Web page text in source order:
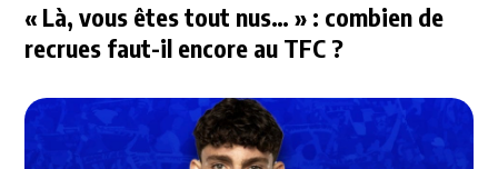
« Là, vous êtes tout nus… » : combien de
recrues faut-il encore au TFC ?